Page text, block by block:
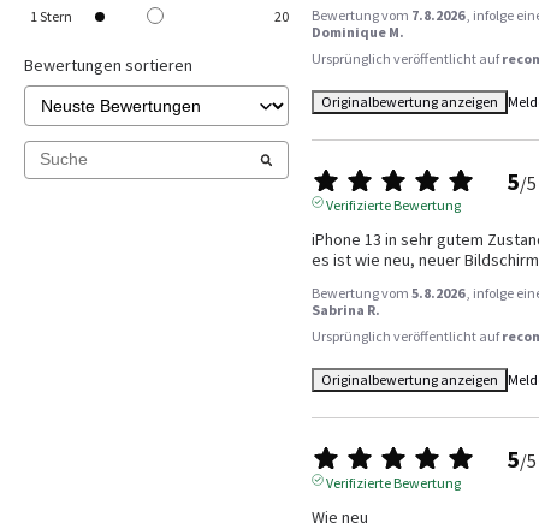
1 Stern 20
Bewertungen sortieren
Bewertung vom 7.8.2026 , infolge
Dominique M.
Ursprünglich veröffentlicht auf
Originalbewertung anzeigen
5/5
Verifizierte Bewertung
iPhone 13 in sehr gutem
es ist wie neu, neuer
Bewertung vom 5.8.2026 , infolge
Sabrina R.
Ursprünglich veröffentlicht auf
Originalbewertung anzeigen
5/5
Verifizierte Bewertung
Wie neu